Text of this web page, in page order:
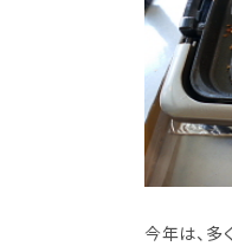
今年は、多